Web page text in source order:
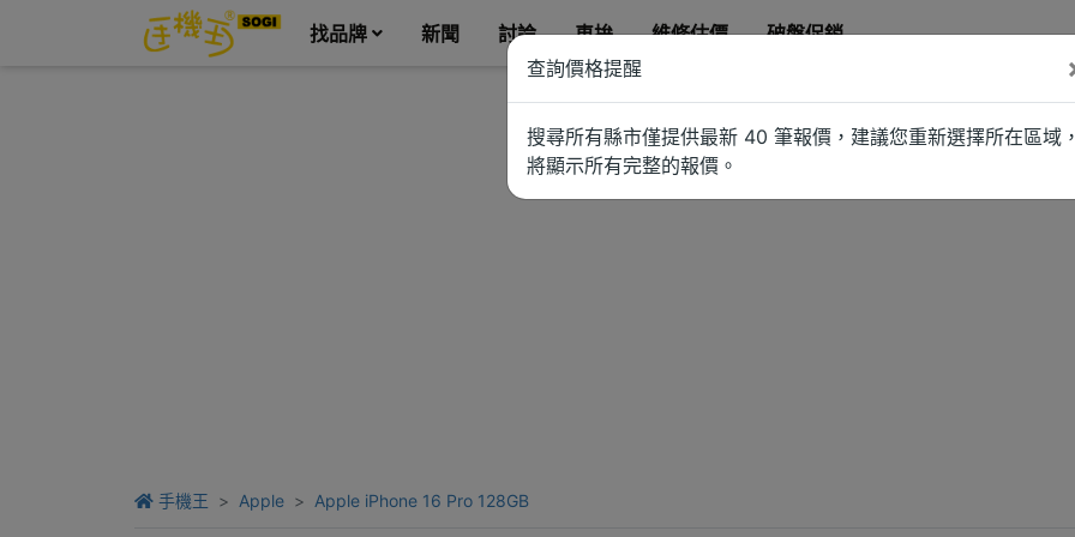
找品牌 新聞 討論 車拚 維修估價 破盤促銷
手機王 Apple Apple iPhone 16 Pro 128GB
查詢價格提醒
搜尋所有縣市僅提供最新 40 筆報價，建議您重新選擇所在區域
將顯示所有完整的報價。